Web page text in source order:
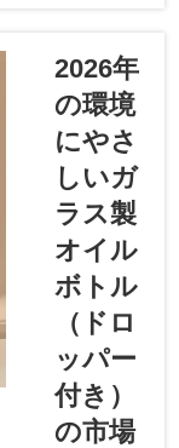
材を慎重
に検討す
る必要が
ありま
す。ピペ
ットは、
オイルを
簡単に絞
って放出
するため
の部品で
す。素材
によっ
て、オイ
2026年
の環境
にやさ
しいガ
ラス製
オイル
ボトル
（ドロ
ッパー
付き）
の市場